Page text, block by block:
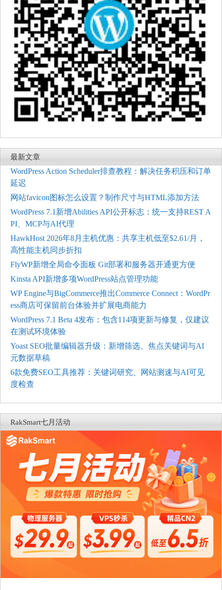
最新文章
WordPress Action Scheduler排查教程：解决任务积压和订单
延迟
网站favicon图标怎么设置？制作尺寸与HTML添加方法
WordPress 7.1新增Abilities API公开标志：统一支持REST A
PI、MCP与AI代理
HawkHost 2026年8月主机优惠：共享主机低至$2.61/月，
高性能主机同步折扣
FlyWP新增全局命令面板 Git部署和服务器开通更方便
Kinsta API新增多项WordPress站点管理功能
WP Engine与BigCommerce推出Commerce Connect：WordPr
ess商店可保留前台体验并扩展电商能力
WordPress 7.1 Beta 4发布：包含114项更新与修复，仅建议
在测试环境体验
Yoast SEO批量编辑器升级：新增筛选、焦点关键词与AI
元数据草稿
6款免费SEO工具推荐：关键词研究、网站测速与AI可见
度检查
RakSmart七月活动